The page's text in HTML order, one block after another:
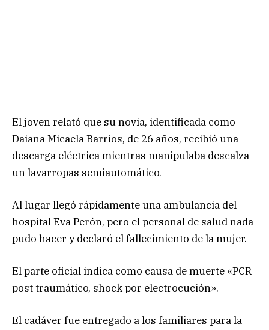
El joven relató que su novia, identificada como
Daiana Micaela Barrios, de 26 años, recibió una
descarga eléctrica mientras manipulaba descalza
un lavarropas semiautomático.
Al lugar llegó rápidamente una ambulancia del
hospital Eva Perón, pero el personal de salud nada
pudo hacer y declaró el fallecimiento de la mujer.
El parte oficial indica como causa de muerte «PCR
post traumático, shock por electrocución».
El cadáver fue entregado a los familiares para la